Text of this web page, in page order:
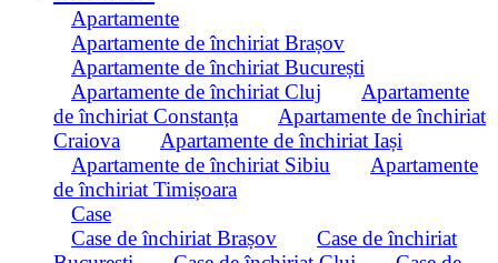
Apartamente
Apartamente de închiriat Brașov
Apartamente de închiriat București
Apartamente de închiriat Cluj
Apartamente
de închiriat Constanța
Apartamente de închiriat
Craiova
Apartamente de închiriat Iași
Apartamente de închiriat Sibiu
Apartamente
de închiriat Timișoara
Case
Case de închiriat Brașov
Case de închiriat